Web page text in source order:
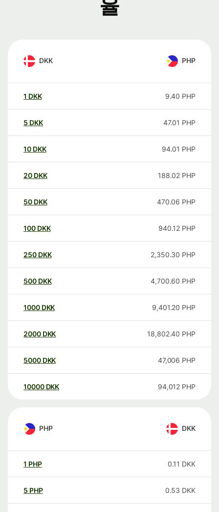
율
DKK PHP
1 DKK 9.40 PHP
5 DKK 47.01 PHP
10 DKK 94.01 PHP
20 DKK 188.02 PHP
50 DKK 470.06 PHP
100 DKK 940.12 PHP
250 DKK 2,350.30 PHP
500 DKK 4,700.60 PHP
1000 DKK 9,401.20 PHP
2000 DKK 18,802.40 PHP
5000 DKK 47,006 PHP
10000 DKK 94,012 PHP
PHP DKK
1 PHP 0.11 DKK
5 PHP 0.53 DKK